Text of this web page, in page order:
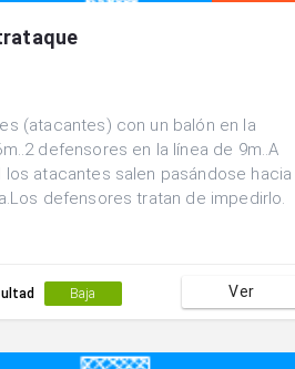
(atacantes) con un balón en la
defensores en la línea de 9m..A
los atacantes salen pasándose hacia
defensores tratan de impedirlo.
Baja Ver